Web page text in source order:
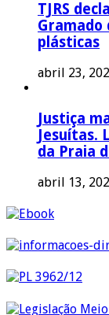
TJRS
Gramado
plásticas
abril 23,
Justiça
Jesuítas.
da Praia
abril 13,